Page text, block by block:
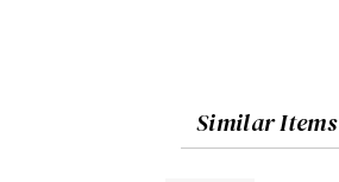
Similar Items